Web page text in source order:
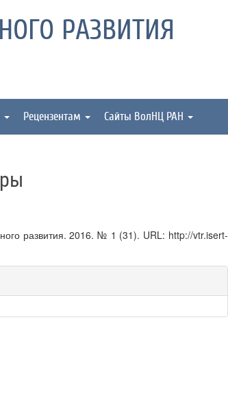
РАЗВИТИЯ
Рецензентам Сайты ВолНЦ РАН
развития. 2016. № 1 (31). URL: http://vtr.isert-